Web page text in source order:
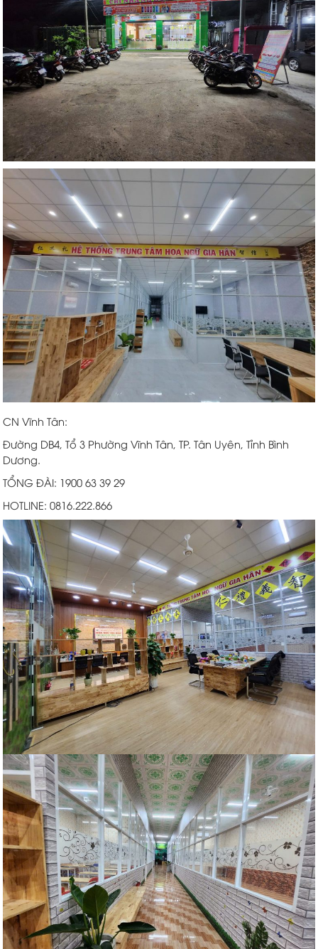
CN Vĩnh Tân:
Đường DB4, Tổ 3 Phường Vĩnh Tân, TP. Tân Uyên, Tỉnh Bình
Dương.
TỔNG ĐÀI: 1900 63 39 29
HOTLINE: 0816.222.866